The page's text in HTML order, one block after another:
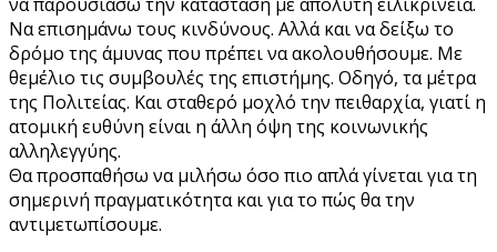
Να επισημάνω τους κινδύνους. Αλλά και να δείξω το
δρόμο της άμυνας που πρέπει να ακολουθήσουμε. Με
θεμέλιο τις συμβουλές της επιστήμης. Οδηγό, τα μέτρα
της Πολιτείας. Και σταθερό μοχλό την πειθαρχία, γιατί η
ατομική ευθύνη είναι η άλλη όψη της κοινωνικής
αλληλεγγύης.
Θα προσπαθήσω να μιλήσω όσο πιο απλά γίνεται για τη
σημερινή πραγματικότητα και για το πώς θα την
αντιμετωπίσουμε.